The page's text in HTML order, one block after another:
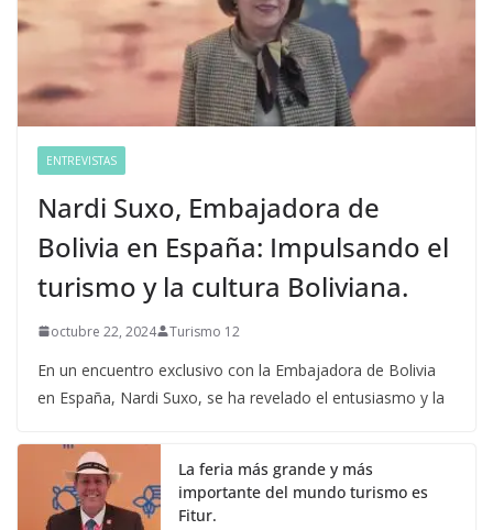
ENTREVISTAS
Nardi Suxo, Embajadora de
Bolivia en España: Impulsando el
turismo y la cultura Boliviana.
octubre 22, 2024 Turismo 12
En un encuentro exclusivo con la Embajadora de Bolivia
en España, Nardi Suxo, se ha revelado el entusiasmo y la
La feria más grande y más
importante del mundo turismo es
Fitur.